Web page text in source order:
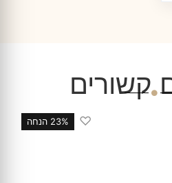
קשורים
23% הנחה ♡